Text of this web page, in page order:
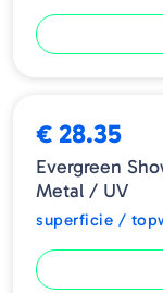
€ 28.35
Evergreen
Metal / UV
superficie /